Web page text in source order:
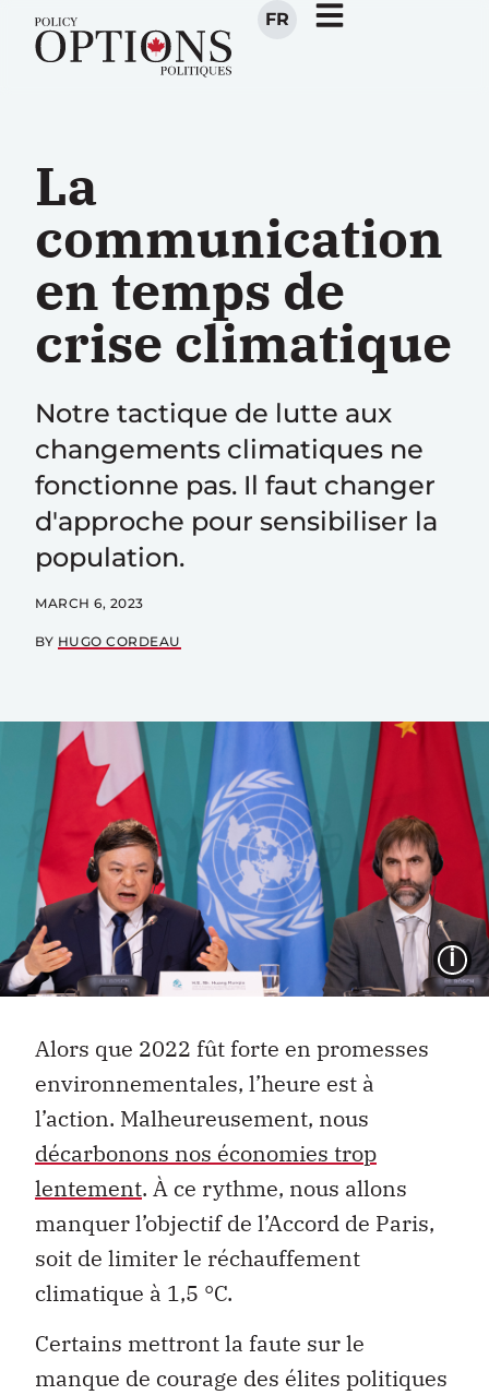
FR
La
communication
en temps de
crise climatique
Notre tactique de lutte aux
changements climatiques ne
fonctionne pas. Il faut changer
d'approche pour sensibiliser la
population.
MARCH 6, 2023
BY HUGO CORDEAU
Alors que 2022 fût forte en promesses
environnementales, l’heure est à
l’action. Malheureusement, nous
décarbonons nos économies trop
lentement. À ce rythme, nous allons
manquer l’objectif de l’Accord de Paris,
soit de limiter le réchauffement
climatique à 1,5 °C.
Certains mettront la faute sur le
manque de courage des élites politiques